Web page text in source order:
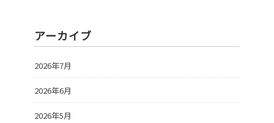
アーカイブ
2026年7月
2026年6月
2026年5月